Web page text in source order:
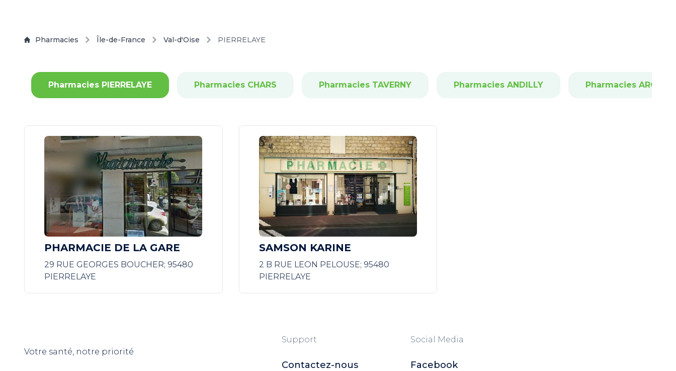
Pharmacies Île-de-France Val-d'Oise PIERRELAYE
Pharmacies PIERRELAYE Pharmacies CHARS Pharmacies TAVERNY Pharmacies ANDILLY Pharmacies
PHARMACIE DE LA GARE
29 RUE GEORGES BOUCHER; 95480
PIERRELAYE
SAMSON KARINE
2 B RUE LEON PELOUSE; 95480
PIERRELAYE
Votre santé, notre priorité
Support
Contactez-nous
Social Media
Facebook